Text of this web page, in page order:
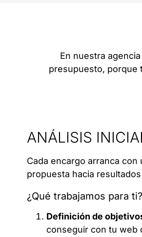
En nuestra
presupuesto, porque
ANÁLISIS
Cada encargo arranca con
propuesta hacia
¿Qué trabajamos para ti?
Definición de
conseguir con tu web